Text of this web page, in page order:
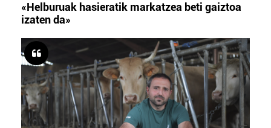
«Helburuak hasieratik markatzea beti gaiztoa
izaten da»